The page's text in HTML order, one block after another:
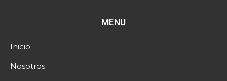
MENU
Inicio
Nosotros